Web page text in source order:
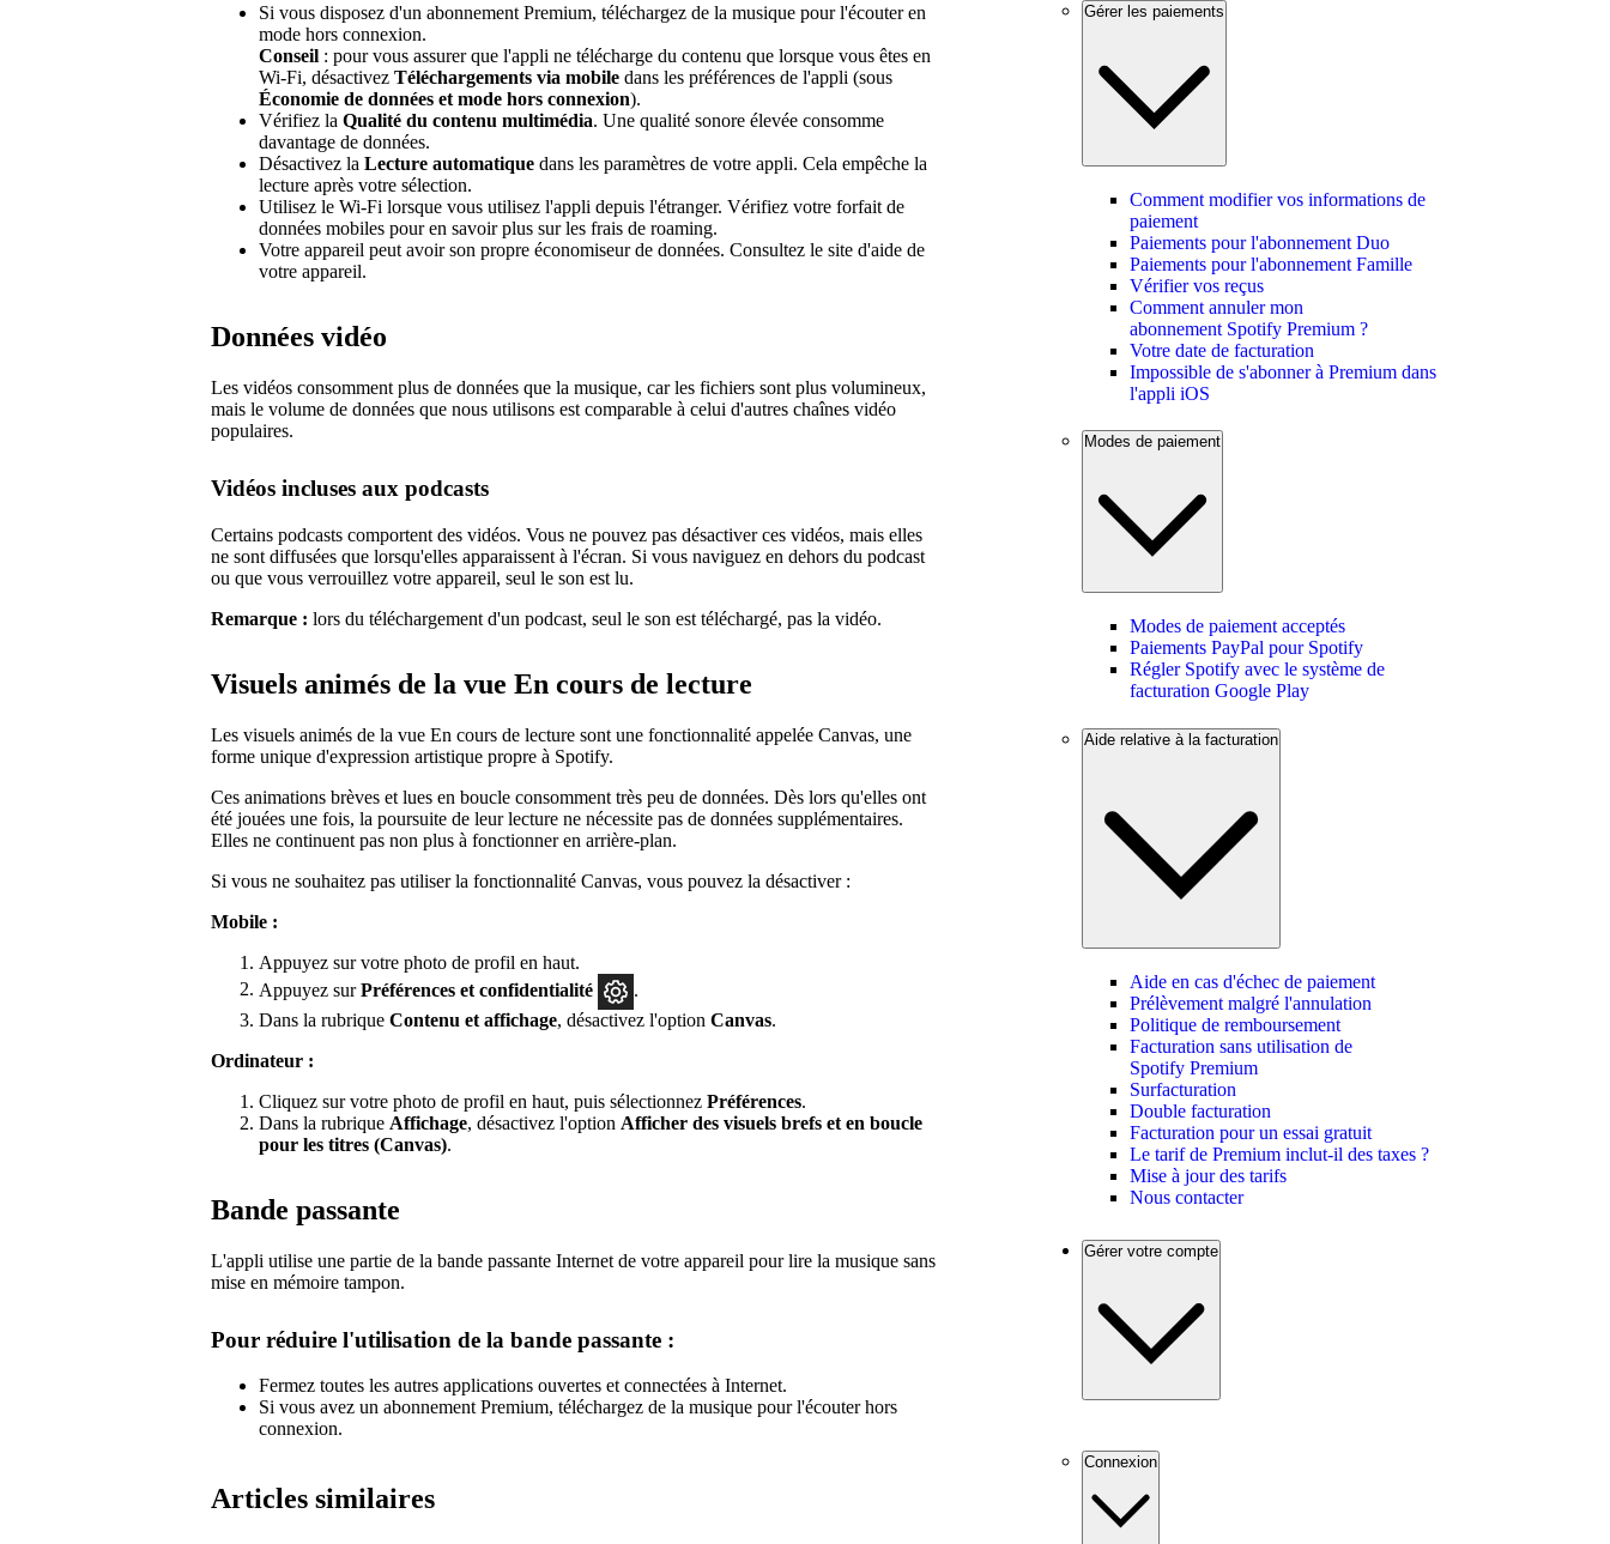
Si vous disposez d'un abonnement Premium, téléchargez de la musique pour l'écouter en
mode hors connexion.
Conseil : pour vous assurer que l'appli ne télécharge du contenu que lorsque vous êtes en
Wi-Fi, désactivez Téléchargements via mobile dans les préférences de l'appli (sous
Économie de données et mode hors connexion).
Vérifiez la Qualité du contenu multimédia. Une qualité sonore élevée consomme
davantage de données.
Désactivez la Lecture automatique dans les paramètres de votre appli. Cela empêche la
lecture après votre sélection.
Utilisez le Wi-Fi lorsque vous utilisez l'appli depuis l'étranger. Vérifiez votre forfait de
données mobiles pour en savoir plus sur les frais de roaming.
Votre appareil peut avoir son propre économiseur de données. Consultez le site d'aide de
votre appareil.
Données vidéo
Les vidéos consomment plus de données que la musique, car les fichiers sont plus volumineux,
mais le volume de données que nous utilisons est comparable à celui d'autres chaînes vidéo
populaires.
Vidéos incluses aux podcasts
Certains podcasts comportent des vidéos. Vous ne pouvez pas désactiver ces vidéos, mais elles
ne sont diffusées que lorsqu'elles apparaissent à l'écran. Si vous naviguez en dehors du podcast
ou que vous verrouillez votre appareil, seul le son est lu.
Remarque : lors du téléchargement d'un podcast, seul le son est téléchargé, pas la vidéo.
Visuels animés de la vue En cours de lecture
Les visuels animés de la vue En cours de lecture sont une fonctionnalité appelée Canvas, une
forme unique d'expression artistique propre à Spotify.
Ces animations brèves et lues en boucle consomment très peu de données. Dès lors qu'elles ont
été jouées une fois, la poursuite de leur lecture ne nécessite pas de données supplémentaires.
Elles ne continuent pas non plus à fonctionner en arrière-plan.
Si vous ne souhaitez pas utiliser la fonctionnalité Canvas, vous pouvez la désactiver :
Mobile :
Appuyez sur votre photo de profil en haut.
Appuyez surPréférences et confidentialité
Dans la rubrique Contenu et affichage, désactivez l'option Canvas.
Ordinateur :
Cliquez sur votre photo de profil en haut, puis sélectionnez Préférences.
Dans la rubrique Affichage, désactivez l'option Afficher des visuels brefs et en boucle
pour les titres (Canvas).
Bande passante
L'appli utilise une partie de la bande passante Internet de votre appareil pour lire la musique sans
mise en mémoire tampon.
Pour réduire l'utilisation de la bande passante :
Fermez toutes les autres applications ouvertes et connectées à Internet.
Si vous avez un abonnement Premium, téléchargez de la musique pour l'écouter hors
connexion.
Articles similaires
Gérer les paiements
Comment modifier vos informations de
paiement
Paiements pour l'abonnement Duo
Paiements pour l'abonnement Famille
Vérifier vos reçus
Comment annuler mon
abonnement Spotify Premium ?
Votre date de facturation
Impossible de s'abonner à Premium dans
l'appli iOS
Modes de paiement
Modes de paiement acceptés
Paiements PayPal pour Spotify
Régler Spotify avec le système de
facturation Google Play
Aide relative à la facturation
Aide en cas d'échec de paiement
Prélèvement malgré l'annulation
Politique de remboursement
Facturation sans utilisation de
Spotify Premium
Surfacturation
Double facturation
Facturation pour un essai gratuit
Le tarif de Premium inclut-il des taxes ?
Mise à jour des tarifs
Nous contacter
Gérer votre compte
Connexion